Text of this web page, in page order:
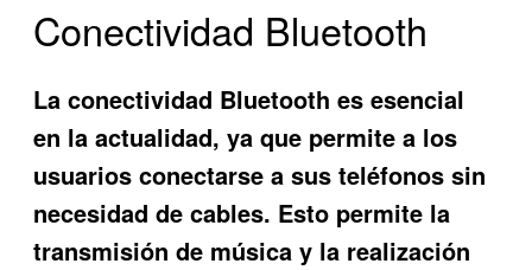
Conectividad Bluetooth
La conectividad Bluetooth es esencial
en la actualidad, ya que permite a los
usuarios conectarse a sus teléfonos sin
necesidad de cables. Esto permite la
transmisión de música y la realización